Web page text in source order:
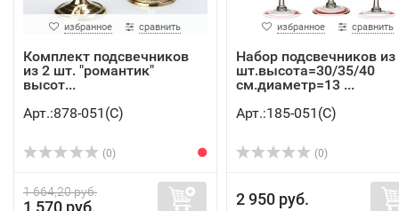
избранное сравнить
Комплект подсвечников
из 2 шт. "романтик"
высот...
Арт.:878-051(C)
(0)
1 664,20 руб.
1 570 руб.
избранное сравнить
Набор подсвечников из
шт.высота=30/35/40
см.диаметр=13 ...
Арт.:185-051(C)
(0)
2 950 руб.